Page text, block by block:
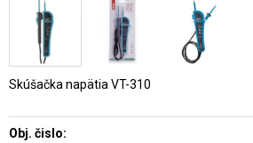
Skúšačka napätia VT-310
Obj. čislo: